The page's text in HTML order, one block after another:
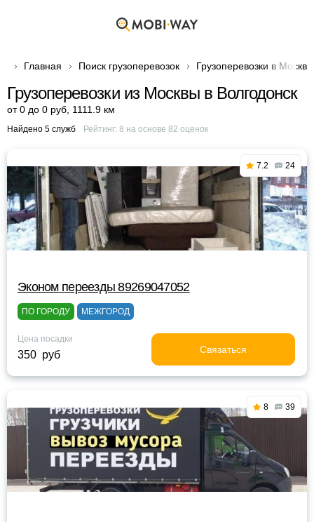
Главная Поиск грузоперевозок Грузоперевозки в Москве
Грузоперевозки из Москвы в Волгодонск
от 0 до 0 руб 1111.9 км
Найдено 5 служб Рейтинг: 8 на основе 82 оценок
7.2 24
Эконом переезды 89269047052
ПО ГОРОДУ МЕЖГОРОД
Цена посадки
350 руб Связаться
8 39